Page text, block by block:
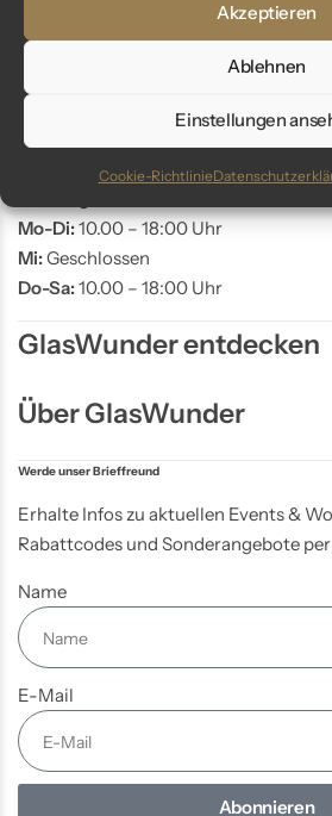
Akzeptieren
Ablehnen
Einstellungen
Cookie-Richtlinie
Store Coburg
Adresse:
96450 Coburg
Mo-Di:10.00 – 18:00 Uhr
Mi:Geschlossen
Do-Sa:10.00 – 18:00 Uhr
GlasWunder entdecken
Über GlasWunder
Werde unser Brieffreund
Erhalte Infos zu aktuellen Events &
Rabattcodes und Sonderangebote
Name
E-Mail
Abonnieren